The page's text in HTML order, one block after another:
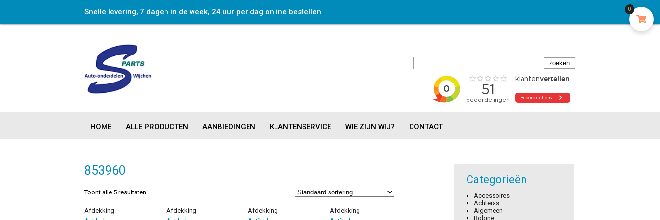
Snelle levering, 7 dagen in de week, 24 uur per dag online bestellen
HOME ALLE PRODUCTEN AANBIEDINGEN KLANTENSERVICE WIE ZIJN WIJ? CONTACT
853960
Toont alle 5 resultaten
Afdekking Afdekking Afdekking Afdekking
Categorieën
Accessoires
Achteras
Algemeen
Bobine
0